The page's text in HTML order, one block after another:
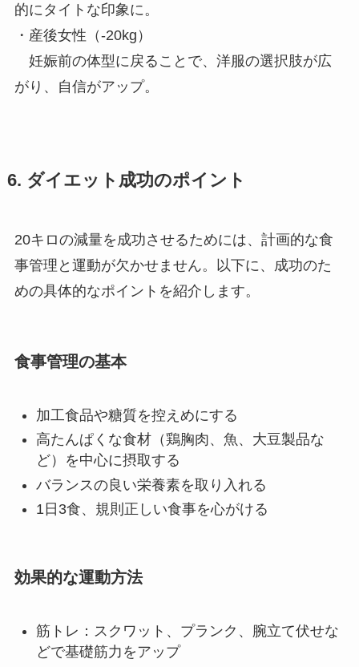
的にタイトな印象に。
・産後女性（-20kg）
妊娠前の体型に戻ることで、洋服の選択肢が広
がり、自信がアップ。
6. ダイエット成功のポイント
20キロの減量を成功させるためには、計画的な食
事管理と運動が欠かせません。以下に、成功のた
めの具体的なポイントを紹介します。
食事管理の基本
加工食品や糖質を控えめにする
高たんぱくな食材（鶏胸肉、魚、大豆製品な
ど）を中心に摂取する
バランスの良い栄養素を取り入れる
1日3食、規則正しい食事を心がける
効果的な運動方法
筋トレ：スクワット、プランク、腕立て伏せな
どで基礎筋力をアップ